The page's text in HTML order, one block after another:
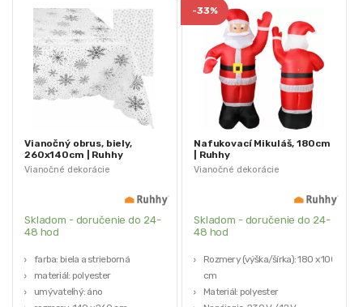
Vianočné dekorácie
Vianočný obrus, biely,
260x140cm | Ruhhy
Skladom - doručenie do 24-
48 hod
farba: biela a strieborná
materiál: polyester
umývateľný: áno
Vianočné dekorácie
-33%
Nafukovací Mikuláš, 180cm
| Ruhhy
Skladom - doručenie do 24-
48 hod
Rozmery (výška/šírka): 180 x 100
cm
Materiál: polyester